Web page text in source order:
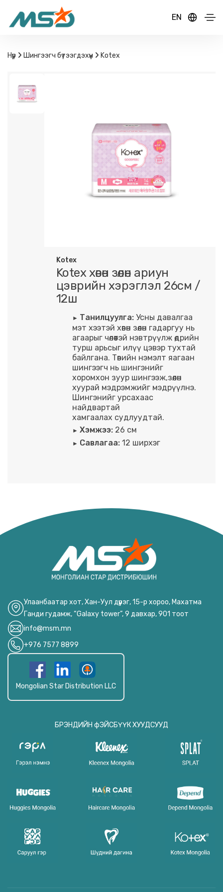
EN
Нүүр Шингээгч бүтээгдэхүүн Kotex
Kotex
Kotex хөвөн зөөлөн ариун
цэврийн хэрэглэл 26см /
12ш
Танилцуулга: Усны давалгаа
мэт хээтэй хөвөн зөөлөн гадаргуу нь
агаарыг чөлөөтэй нэвтрүүлж өдрийн
турш арьсыг илүү цэвэр тухтай
байлгана. Төвийн нэмэлт яагаан
шингээгч нь шингэнийг
хоромхон зуур шингээж,зөөлөн
хуурай мэдрэмжийг мэдрүүлнэ.
Шингэнийг урсахаас
найдвартай
хамгаалах судлуудтай.
Хэмжээ:26 см
Савлагаа:12 ширхэг
Улаанбаатар хот, Хан-Уул дүүрэг, 15-р хороо, Махатма
Ганди гудамж, “Galaxy tower”, 9 давхар, 901 тоот
info@msm.mn
+976 7577 8899
Mongolian Star Distribution LLC
БРЭНДИЙН фЭЙСБҮҮК ХУУДСУУД